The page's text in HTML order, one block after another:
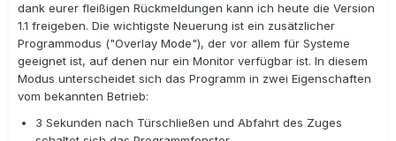
dank eurer fleißigen Rückmeldungen kann ich heute die Version
1.1 freigeben. Die wichtigste Neuerung ist ein zusätzlicher
Programmodus ("Overlay Mode"), der vor allem für Systeme
geeignet ist, auf denen nur ein Monitor verfügbar ist. In diesem
Modus unterscheidet sich das Programm in zwei Eigenschaften
vom bekannten Betrieb:
3 Sekunden nach Türschließen und Abfahrt des Zuges